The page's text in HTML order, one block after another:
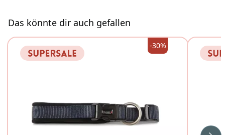
Das könnte dir auch gefallen
-30%